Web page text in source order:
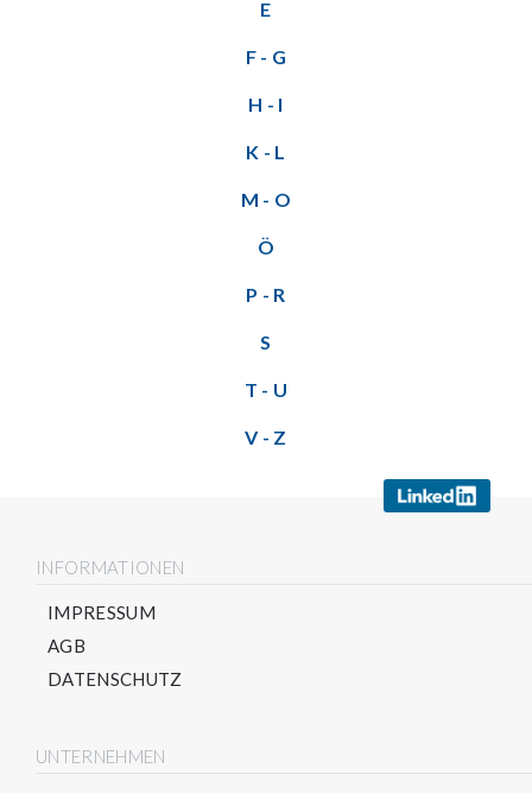
E
F - G
H - I
K - L
M - O
Ö
P - R
S
T - U
V - Z
INFORMATIONEN
IMPRESSUM
AGB
DATENSCHUTZ
UNTERNEHMEN